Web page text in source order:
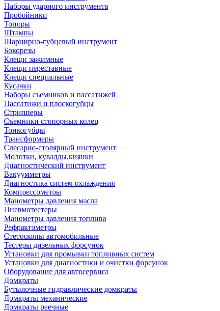
Наборы ударного инструмента
Пробойники
Топоры
Штампы
Шарнирно-губцевый инструмент
Бокорезы
Клещи зажимные
Клещи переставные
Клещи специальные
Кусачки
Наборы съемников и пассатижей
Пассатижи и плоскогубцы
Стрипперы
Съемники стопорных колец
Тонкогубцы
Трансформеры
Слесарно-столярный инструмент
Молотки, кувалды,киянки
Диагностический инструмент
Вакуумметры
Диагностика систем охлаждения
Компрессометры
Манометры давления масла
Пневмотестеры
Манометры давления топлива
Рефрактометры
Стетоскопы автомобильные
Тестеры дизельных форсунок
Установки для промывки топливных систем
Установки для диагностики и очистки форсунок
Оборудование для автосервиса
Домкраты
Бутылочные гидравлические домкраты
Домкраты механические
Домкраты реечные